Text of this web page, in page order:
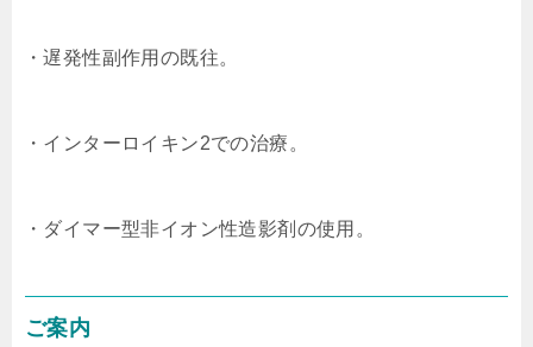
・遅発性副作用の既往。
・インターロイキン2での治療。
・ダイマー型非イオン性造影剤の使用。
ご案内